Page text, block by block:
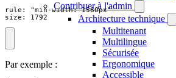
Contribuer à l'admin
Architecture technique
Multitenant
Multilingue
Sécurisée
Ergonomique
Accessible
rule: "min-width: 1560px"
size: 1792
Par exemple :